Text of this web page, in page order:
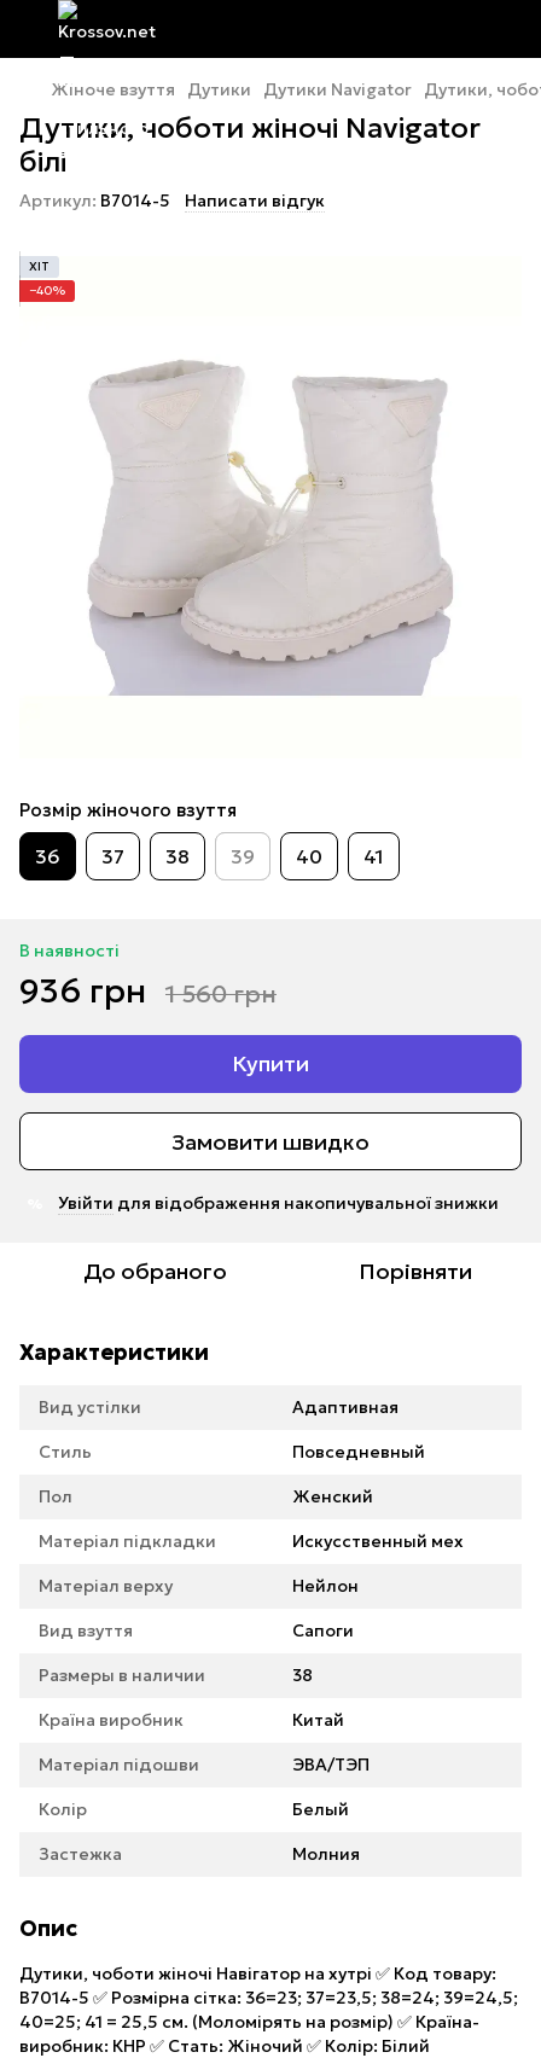
Жіноче взуття Дутики Дутики Navigator Дутики,
Дутики, чоботи жіночі Navigator
білі
Артикул: B7014-5 Написати відгук
ХІТ
−40%
Розмір жіночого взуття
36 37 38 39 40 41
В наявності
936 грн 1 560 грн
Купити
Замовити швидко
Увійти для відображення накопичувальної знижки
До обраного Порівняти
Характеристики
Вид устілки Адаптивная
Стиль Повседневный
Пол Женский
Матеріал підкладки Искусственный мех
Матеріал верху Нейлон
Вид взуття Сапоги
Размеры в наличии 38
Країна виробник Китай
Матеріал підошви ЭВА/ТЭП
Колір Белый
Застежка Молния
Опис
Дутики, чоботи жіночі Навігатор на хутрі ✅ Код товару:
B7014-5 ✅ Розмірна сітка: 36=23; 37=23,5; 38=24; 39=24,5;
40=25; 41 = 25,5 см. (Моломірять на розмір) ✅ Країна-
виробник: КНР ✅ Стать: Жіночий ✅ Колір: Білий